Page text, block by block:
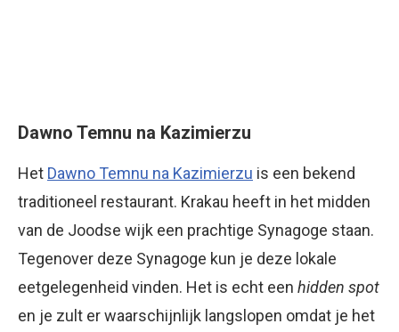
Dawno Temnu na Kazimierzu
Het Dawno Temnu na Kazimierzu is een bekend
traditioneel restaurant. Krakau heeft in het midden
van de Joodse wijk een prachtige Synagoge staan.
Tegenover deze Synagoge kun je deze lokale
eetgelegenheid vinden. Het is echt een hidden spot
en je zult er waarschijnlijk langslopen omdat je het